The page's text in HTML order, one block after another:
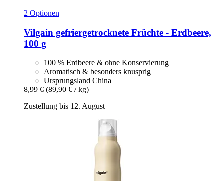
2 Optionen
Vilgain gefriergetrocknete Früchte -​ Erdbeere,
100 g
100 % Erdbeere & ohne Konservierung
Aromatisch & besonders knusprig
Ursprungsland China
8,99 € (89,90 € / kg)
Zustellung bis 12. August